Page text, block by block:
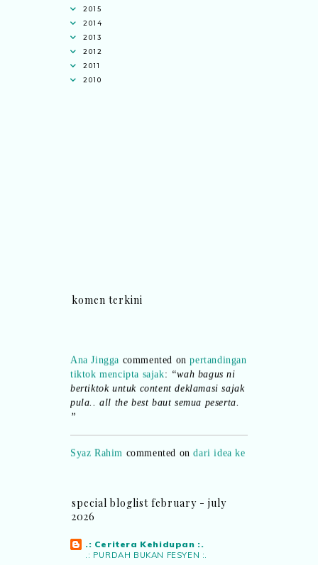
2015
2014
2013
2012
2011
2010
komen terkini
tiktok mencipta sajak:“wah bagus ni
bertiktok untuk content deklamasi sajak
pula.. all the best baut semua peserta.
”
realiti mencipta permainan:“Selain
dan teknologi digital terbaik!”
Syaz Rahim
pertandingan tiktok mencipta sajak
special bloglist february - july
2026
.: Ceritera Kehidupan :.
.: PURDAH BUKAN FESYEN :.